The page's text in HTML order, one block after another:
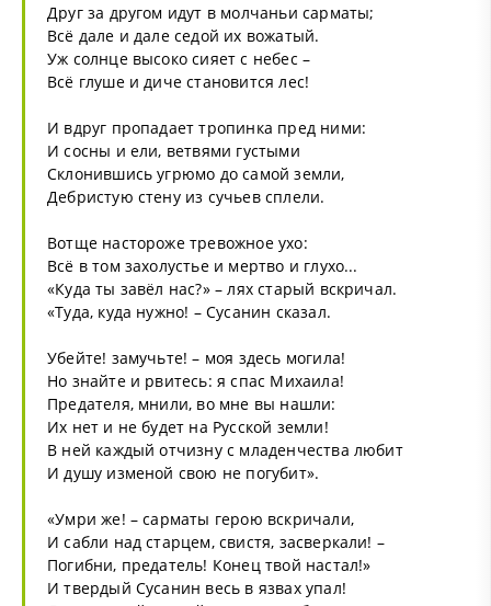
Друг за другом идут в молчаньи сарматы;
Всё дале и дале седой их вожатый.
Уж солнце высоко сияет с небес –
Всё глуше и диче становится лес!
И вдруг пропадает тропинка пред ними:
И сосны и ели, ветвями густыми
Склонившись угрюмо до самой земли,
Дебристую стену из сучьев сплели.
Вотще настороже тревожное ухо:
Всё в том захолустье и мертво и глухо...
«Куда ты завёл нас?» – лях старый вскричал.
«Туда, куда нужно! – Сусанин сказал.
Убейте! замучьте! – моя здесь могила!
Но знайте и рвитесь: я спас Михаила!
Предателя, мнили, во мне вы нашли:
Их нет и не будет на Русской земли!
В ней каждый отчизну с младенчества любит
И душу изменой свою не погубит».
«Умри же! – сарматы герою вскричали,
И сабли над старцем, свистя, засверкали! –
Погибни, предатель! Конец твой настал!»
И твердый Сусанин весь в язвах упал!